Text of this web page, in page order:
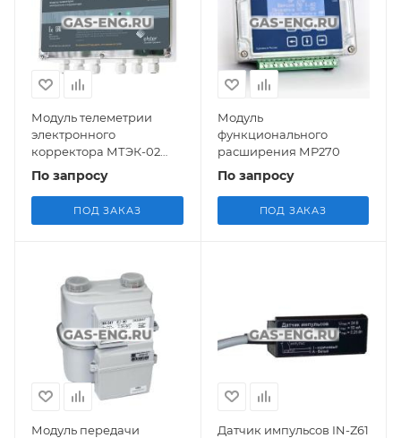
Модуль телеметрии
электронного
корректора МТЭК-02
для EK270, EK280, EK290
По запросу
ПОД ЗАКАЗ
Модуль
функционального
расширения МР270
По запросу
ПОД ЗАКАЗ
Модуль передачи
Датчик импульсов IN-Z61